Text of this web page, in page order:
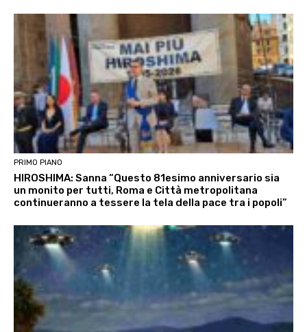
PRIMO PIANO
HIROSHIMA: Sanna “Questo 81esimo anniversario sia
un monito per tutti, Roma e Città metropolitana
continueranno a tessere la tela della pace tra i popoli”